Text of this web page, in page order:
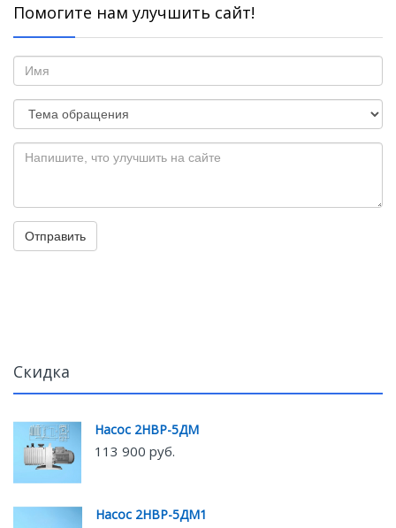
Помогите нам улучшить сайт!
Отправить
Скидка
Насос 2НВР-5ДМ
113 900 руб.
Насос 2НВР-5ДМ1